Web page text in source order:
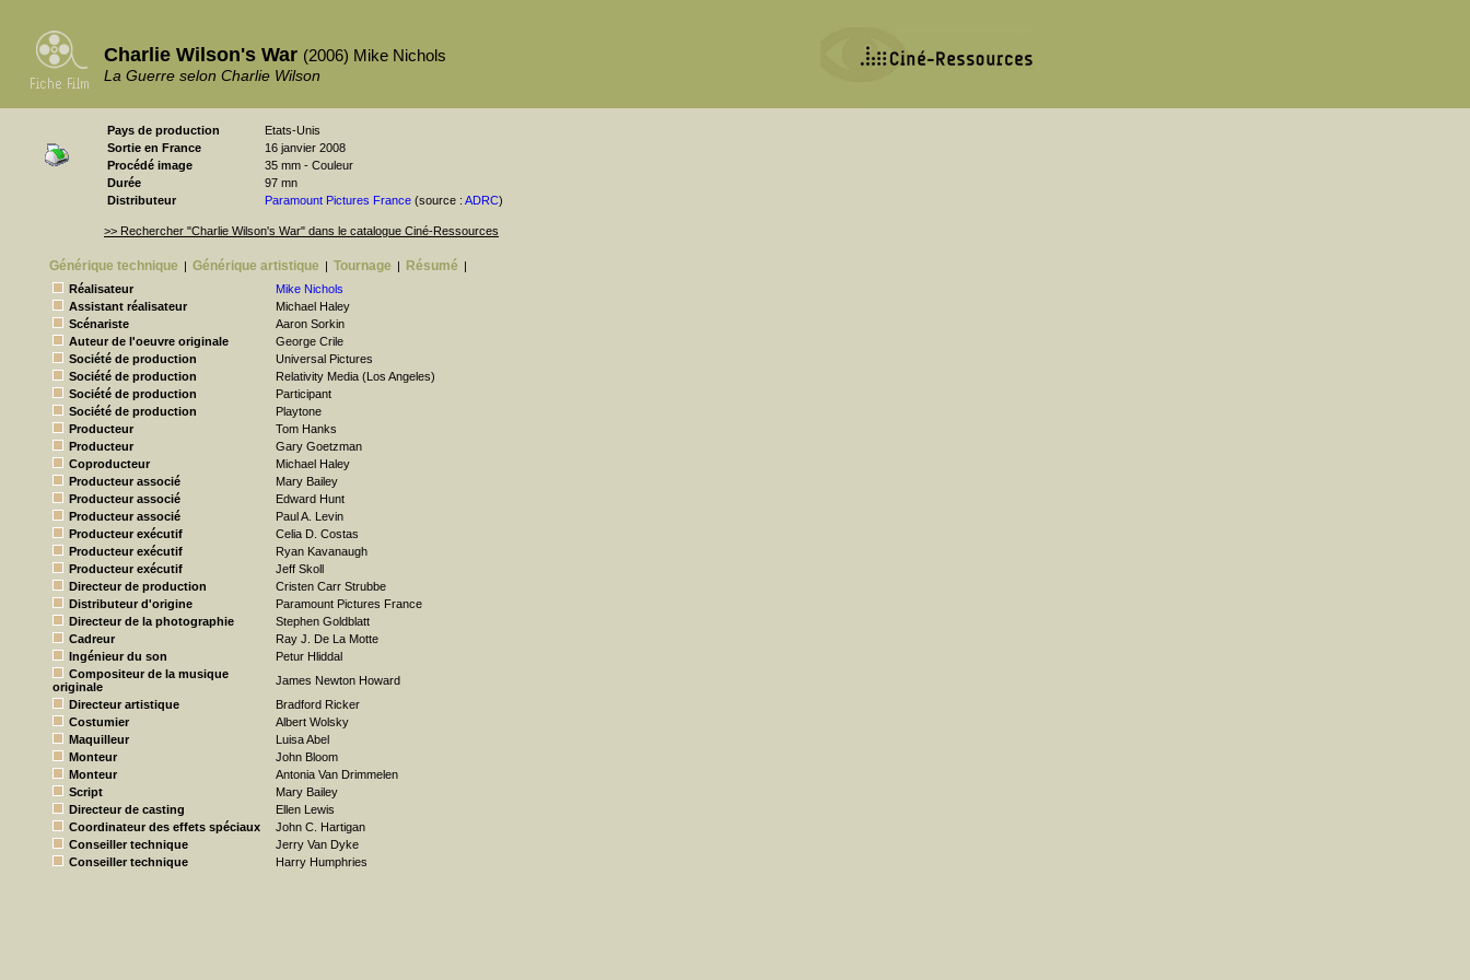
Charlie Wilson's War (2006) Mike Nichols
La Guerre selon Charlie Wilson
Pays de production
Etats-Unis
Sortie en France
16 janvier 2008
Procédé image
35 mm - Couleur
Durée
97 mn
Distributeur
Paramount Pictures France (source : ADRC)
>> Rechercher "Charlie Wilson's War" dans le catalogue Ciné-Ressources
Générique technique | Générique artistique | Tournage | Résumé |
Réalisateur
Mike Nichols
Assistant réalisateur
Michael Haley
Scénariste
Aaron Sorkin
Auteur de l'oeuvre originale
George Crile
Société de production
Universal Pictures
Société de production
Relativity Media (Los Angeles)
Société de production
Participant
Société de production
Playtone
Producteur
Tom Hanks
Producteur
Gary Goetzman
Coproducteur
Michael Haley
Producteur associé
Mary Bailey
Producteur associé
Edward Hunt
Producteur associé
Paul A. Levin
Producteur exécutif
Celia D. Costas
Producteur exécutif
Ryan Kavanaugh
Producteur exécutif
Jeff Skoll
Directeur de production
Cristen Carr Strubbe
Distributeur d'origine
Paramount Pictures France
Directeur de la photographie
Stephen Goldblatt
Cadreur
Ray J. De La Motte
Ingénieur du son
Petur Hliddal
Compositeur de la musique
originale
James Newton Howard
Directeur artistique
Bradford Ricker
Costumier
Albert Wolsky
Maquilleur
Luisa Abel
Monteur
John Bloom
Monteur
Antonia Van Drimmelen
Script
Mary Bailey
Directeur de casting
Ellen Lewis
Coordinateur des effets spéciaux
John C. Hartigan
Conseiller technique
Jerry Van Dyke
Conseiller technique
Harry Humphries